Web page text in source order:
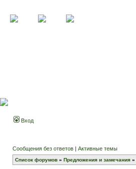
Вход
Сообщения без ответов | Активные темы
Список форумов » Предложения и замечания »